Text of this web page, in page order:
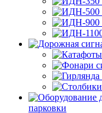
парковки